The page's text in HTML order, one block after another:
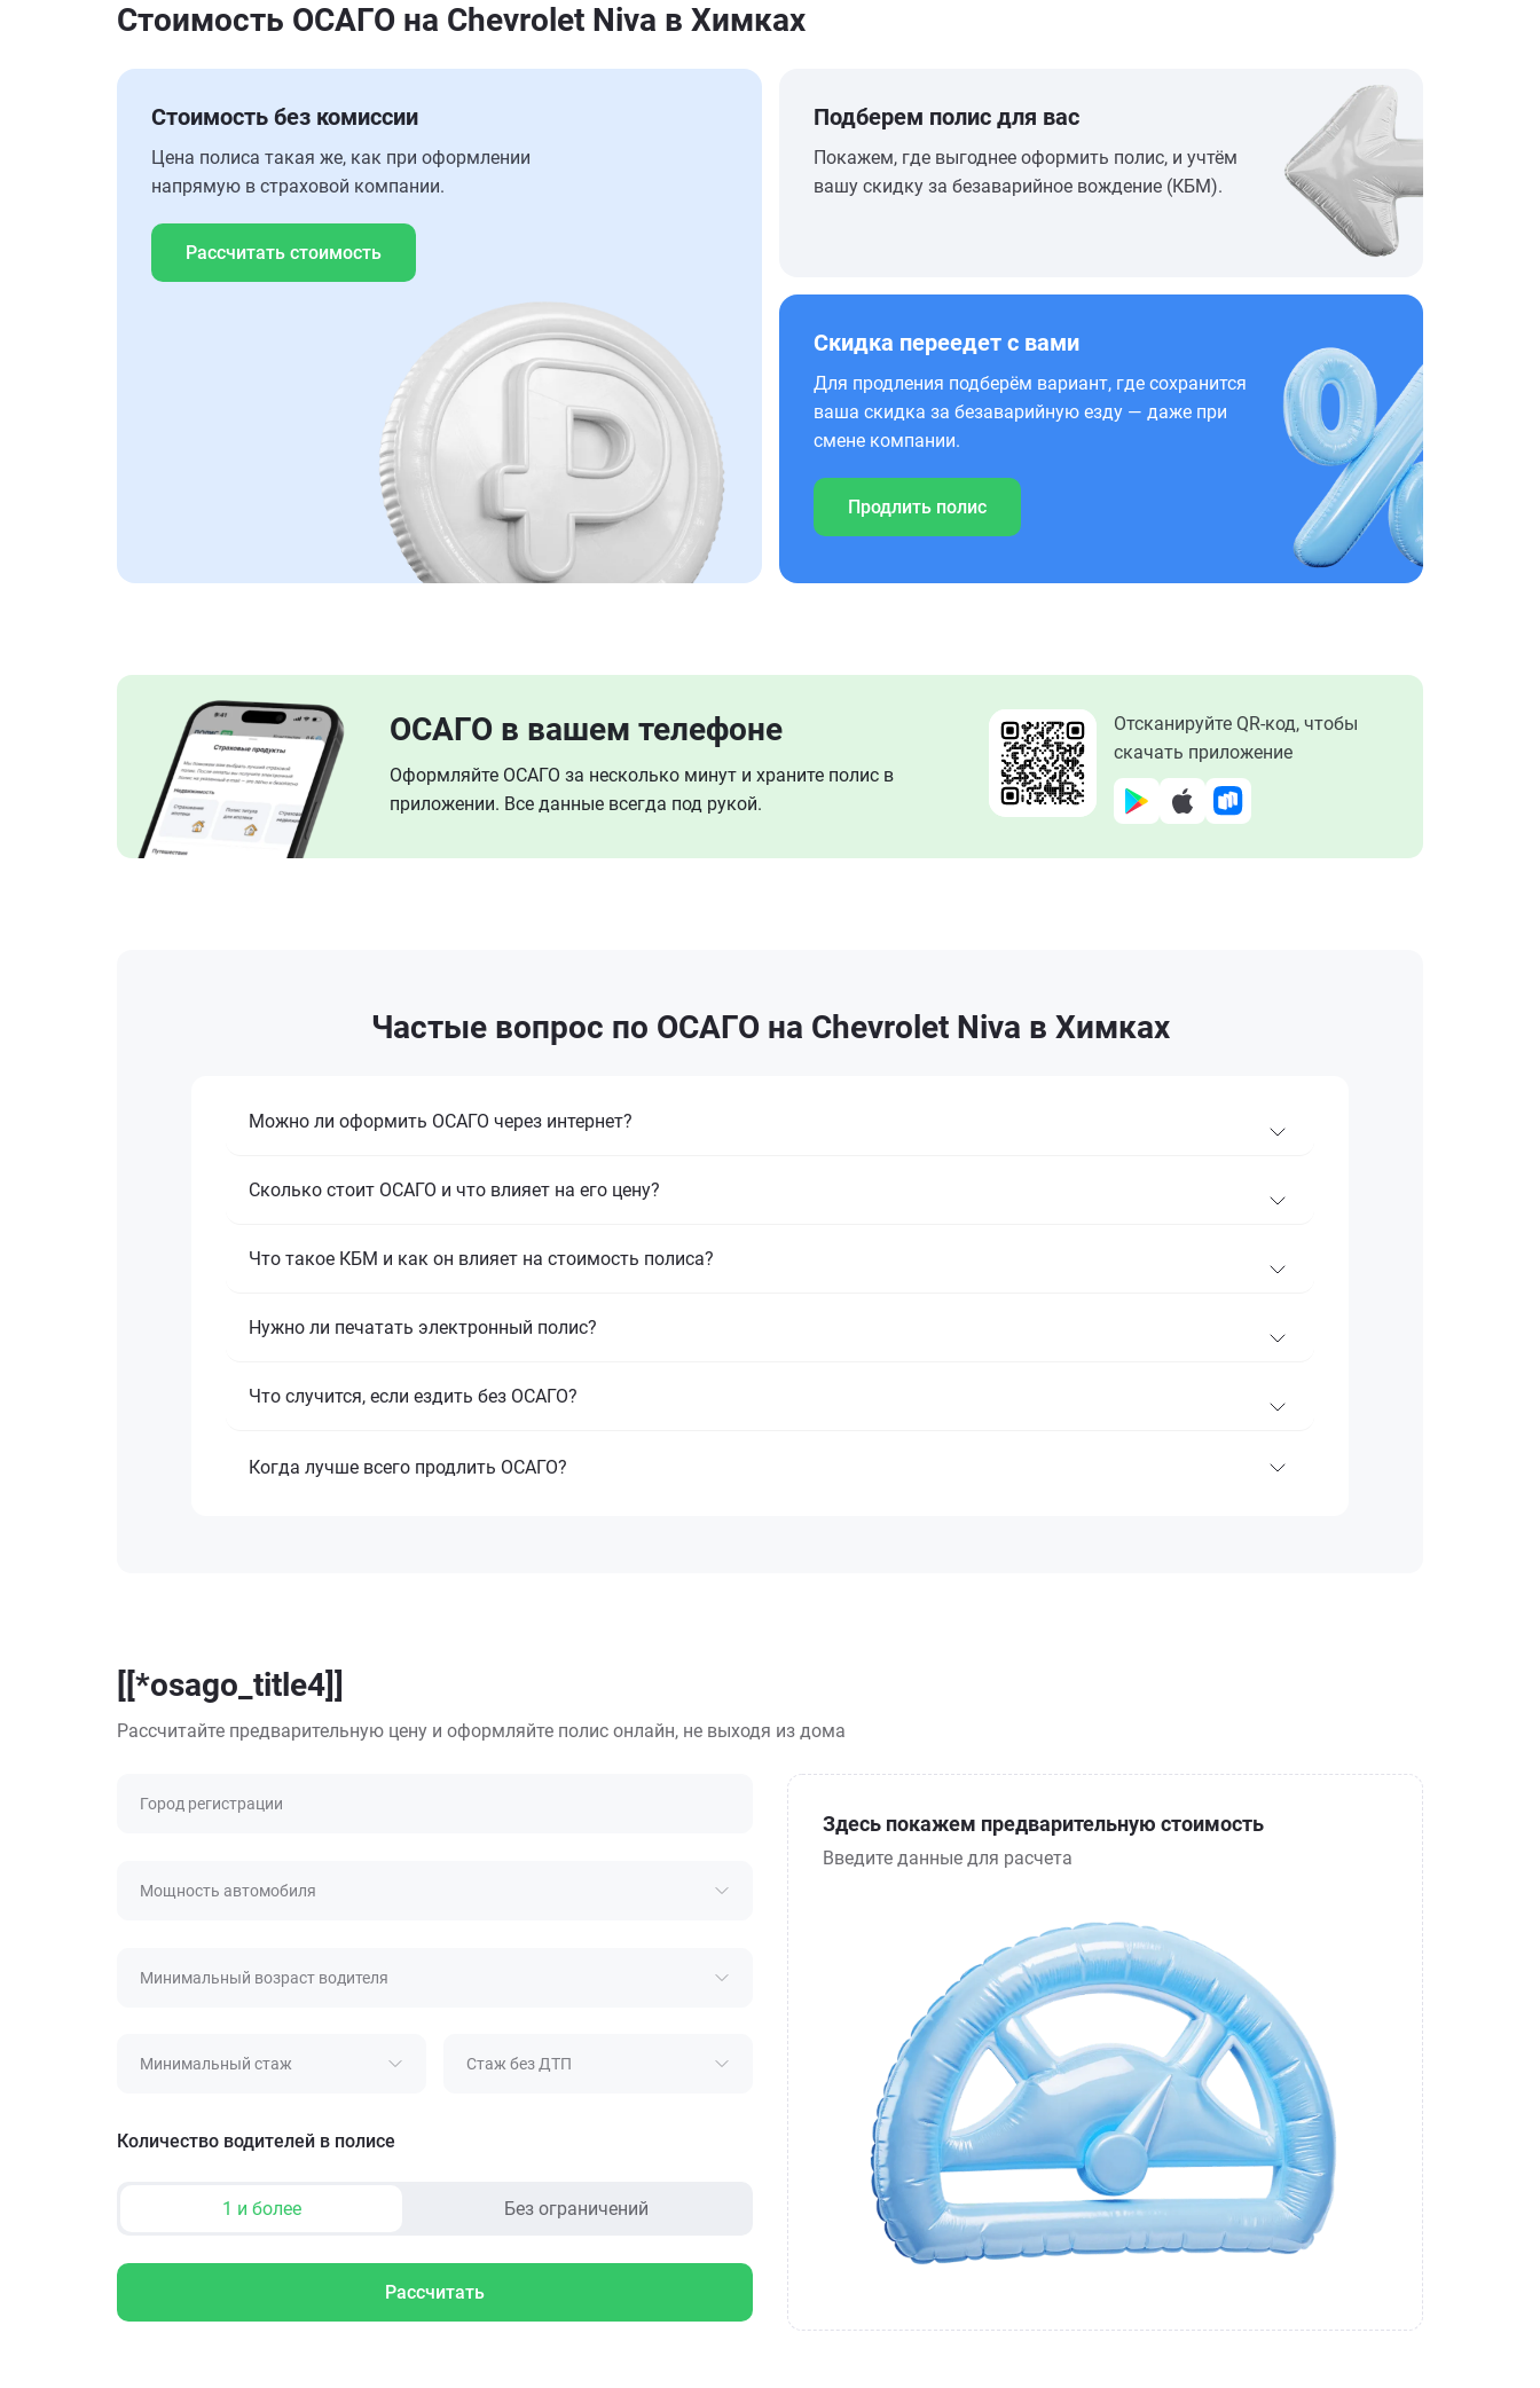
Стоимость ОСАГО на Chevrolet Niva в Химках
Стоимость без комиссии
Цена полиса такая же, как при оформлении
напрямую в страховой компании.
Рассчитать стоимость
Подберем полис для вас
Покажем, где выгоднее оформить полис, и учтём
вашу скидку за безаварийное вождение (КБМ).
Скидка переедет с вами
Для продления подберём вариант, где сохранится
ваша скидка за безаварийную езду — даже при
смене компании.
Продлить полис
ОСАГО в вашем телефоне
Оформляйте ОСАГО за несколько минут и храните полис в
приложении. Все данные всегда под рукой.
Отсканируйте QR-код, чтобы
скачать приложение
Частые вопрос по ОСАГО на Chevrolet Niva в Химках
Можно ли оформить ОСАГО через интернет?
Сколько стоит ОСАГО и что влияет на его цену?
Что такое КБМ и как он влияет на стоимость полиса?
Нужно ли печатать электронный полис?
Что случится, если ездить без ОСАГО?
Когда лучше всего продлить ОСАГО?
[[*osago_title4]]
Рассчитайте предварительную цену и оформляйте полис онлайн, не выходя из дома
Город регистрации
Мощность автомобиля
Минимальный возраст водителя
Минимальный стаж Стаж без ДТП
Количество водителей в полисе
1 и более Без ограничений
Рассчитать
Здесь покажем предварительную стоимость
Введите данные для расчета